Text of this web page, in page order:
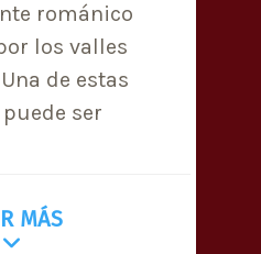
románico
los valles
de estas
ser
MÁS